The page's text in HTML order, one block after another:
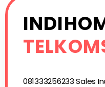
081333256233 Sales